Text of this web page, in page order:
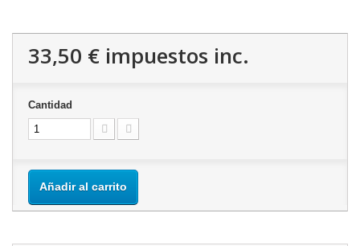
33,50 € impuestos inc.
Cantidad
Añadir al carrito